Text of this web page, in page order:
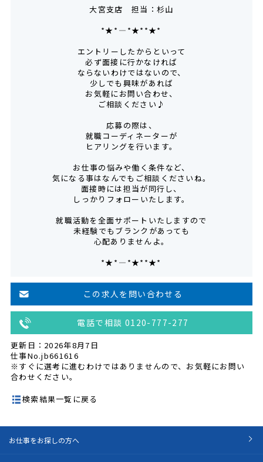
大宮支店 担当：杉山
*★*――――*★**★*―――
エントリーしたからといって
必ず面接に行かなければ
ならないわけではないので、
少しでも興味があれば
お気軽にお問い合わせ、
ご相談ください♪
応募の際は、
就職コーディネーターが
ヒアリングを行います。
お仕事の悩みや働く条件など、
気になる事はなんでもご相談くださいね。
面接時には担当が同行し、
しっかりフォローいたします。
就職活動を全面サポートいたしますので
未経験でもブランクがあっても
心配ありませんよ。
*★*――――*★**★*―――
この求人を問い合わせる
電話で相談 0120-777-277
更新日：2026年8月7日
仕事No.jb661616
※すぐに選考に進むわけではありませんので、お気軽にお問い
合わせください。
検索結果一覧に戻る
お仕事をお探しの方へ